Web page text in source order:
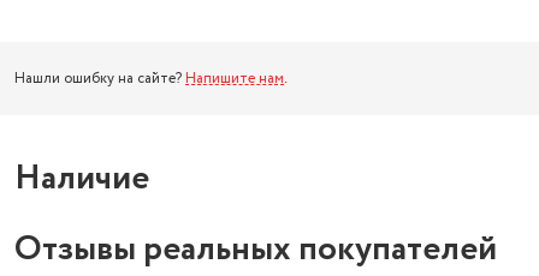
Нашли ошибку на сайте? Напишите нам.
Наличие
Отзывы реальных покупателей